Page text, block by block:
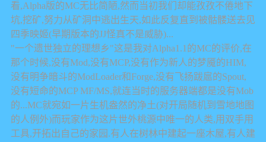
看,Alpha版的MC无比简陋,然而当初我们却能孜孜不倦地下
坑,挖矿,努力从矿洞中逃出生天,如此反复直到被骷髅送去见
四季映姬(早期版本的JJ怪真不是威胁)...
"一个遗世独立的理想乡"这是我对Alpha1.1的MC的评价,在
那个时候,没有Mod,没有MCP,没有作为新人的梦魇的HIM,
没有明争暗斗的ModLoader和Forge,没有飞扬跋扈的Spout,
没有短命的MCP MF/MS,就连当时的服务器端都是没有Mob
的...MC就宛如一片生机盎然的净土(对开局随机到雪地地图
的人例外)而玩家作为这片世外桃源中唯一的人类,用双手用
工具,开拓出自己的家园.有人在树林中建起一座木屋,有人建